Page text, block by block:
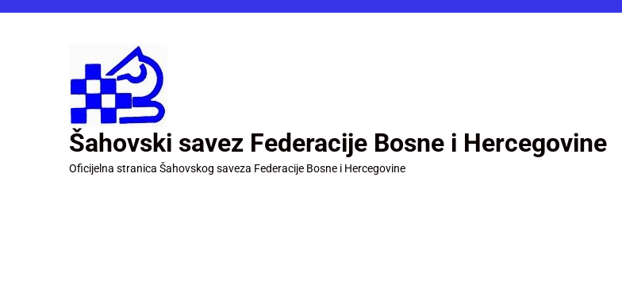
Šahovski savez Federacije Bosne i Hercegovine
Oficijelna stranica Šahovskog saveza Federacije Bosne i Hercegovine